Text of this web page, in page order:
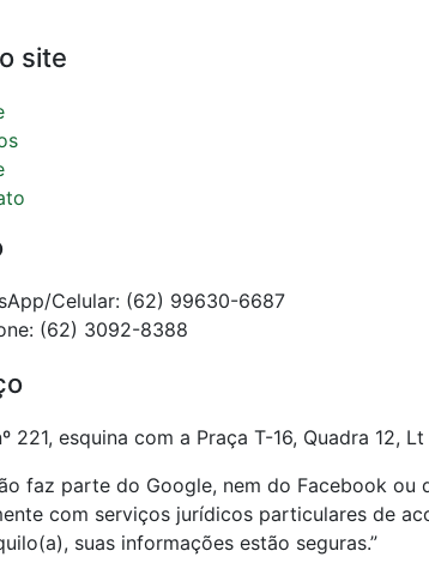
site
Celular: (62) 99630-6687
(62) 3092-8388
221, esquina com a Praça T-16, Quadra 12, Lt
faz parte do Google, nem do Facebook
com serviços jurídicos particulares de
suas informações estão seguras.”